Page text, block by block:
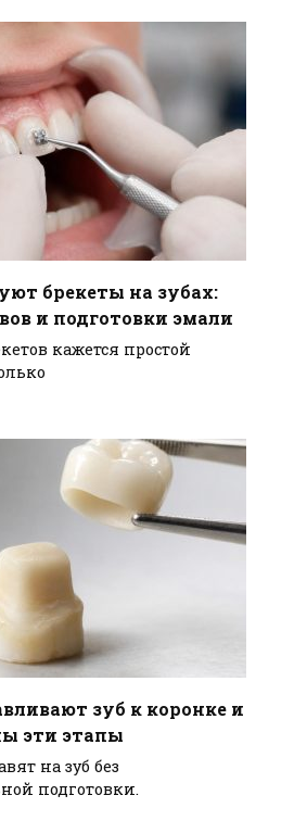
брекеты на зубах:
и подготовки эмали
кажется простой
зуб к коронке и
эти этапы
на зуб без
подготовки.